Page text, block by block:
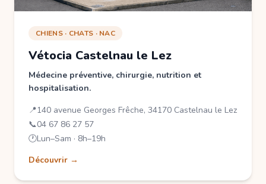
CHIENS · CHATS · NAC
Vétocia Castelnau le Lez
Médecine préventive, chirurgie, nutrition et
hospitalisation.
📍140 avenue Georges Frêche, 34170 Castelnau le Lez
📞04 67 86 27 57
🕐Lun–Sam · 8h–19h
Découvrir →